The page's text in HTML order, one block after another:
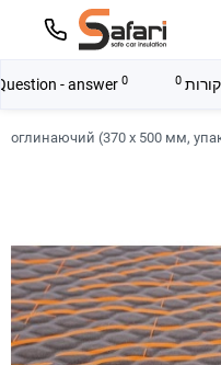
(370 х 500 мм,
0
- answer 0